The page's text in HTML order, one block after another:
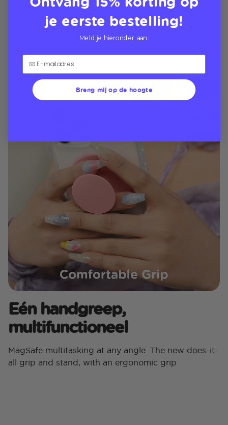
Eén handgreep,
multifunctioneel
MagSafe multitasking at any angle. The new does-it-
all grip and stand, with an ergonomic grip
je eerste bestelling!
Meld je hieronder aan:
Breng mij op de hoogte